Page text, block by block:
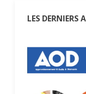
LES DERNIERS